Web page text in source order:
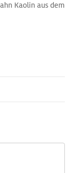
Kaolin aus dem
Attraktion für